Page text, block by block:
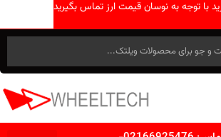
با توجه به نوسان قیمت ارز تماس بگیرید